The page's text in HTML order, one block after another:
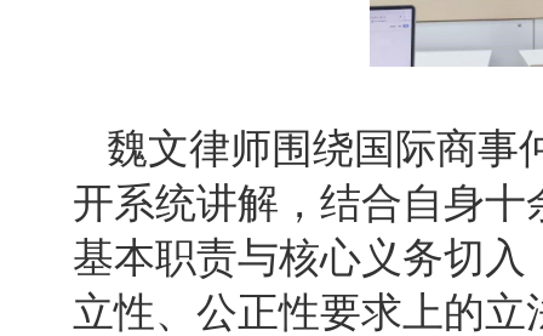
魏文律师围绕国际商事
开系统讲解，结合自身
基本职责与核心义务切
立性、公正性要求上的